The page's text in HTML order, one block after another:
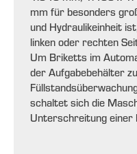
mm für besonders
und Hydraulikeinheit
linken oder rechten
Um Briketts im
der Aufgabebehälter
schaltet sich die
Unterschreitung einer